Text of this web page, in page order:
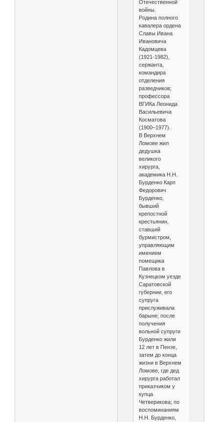
Отечественной
войны.
Родина полного
кавалера ордена
Славы Ивана
Ивановича
Кадомцева
(1921-1982),
сержанта,
командира
отделения
разведчиков;
профессора
ВГИКа Леонида
Васильевича
Косматова
(1900–1977).
В Верхнем
Ломове жил
дедушка
великого
хирурга,
академика Н.Н.
Бурденко Карп
Федорович
Бурденко,
бывший
крепостной
крестьянин,
ставший
бурмистром,
управляющим
имением
помещика
Павлова в
Кузнецком уезде
Саратовской
губернии, его
супруга
прислуживала
барыне; после
получения
вольной супруги
Бурденко жили
12 лет в Пензе,
затем до конца
жизни в Верхнем
Ломове, где дед
хирурга работал
приказчиком у
купца
Четверикова; по
воспоминаниям
Н.Н. Бурденко,